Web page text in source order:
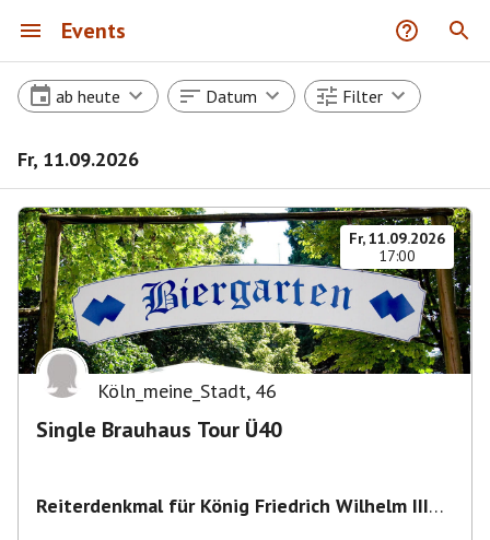
Events
ab heute Datum Filter
Fr, 11.09.2026
Fr, 11.09.2026
17:00
Köln_meine_Stadt, 46
Single Brauhaus Tour Ü40
Reiterdenkmal für König Friedrich Wilhelm III